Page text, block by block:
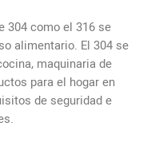
304 como el 316 se
alimentario. El 304 se
maquinaria de
para el hogar en
de seguridad e